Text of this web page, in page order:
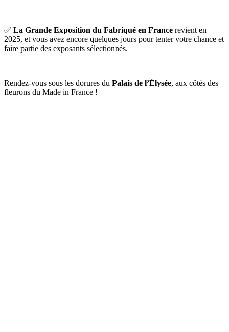
✅ La Grande Exposition du Fabriqué en France revient en
2025, et vous avez encore quelques jours pour tenter votre chance et
faire partie des exposants sélectionnés.
Rendez-vous sous les dorures du Palais de l’Élysée, aux côtés des
fleurons du Made in France !